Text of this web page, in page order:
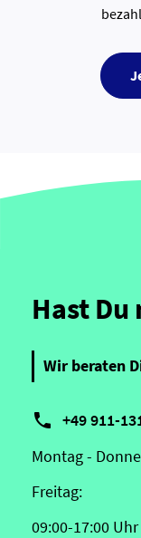
Hast Du
Wir beraten
 +49 911-
Montag -
Freitag:
09:00-17:00 Uhr